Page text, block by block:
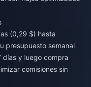
(0,29 $) hasta
presupuesto semanal
y luego compra
comisiones sin